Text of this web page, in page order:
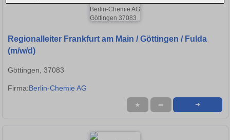
Regionalleiter Frankfurt am Main / Göttingen / Fulda
(m/w/d)
Göttingen, 37083
Firma:Berlin-Chemie AG
★ ➦ ➜